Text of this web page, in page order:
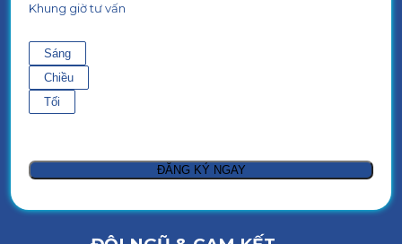
Khung giờ tư vấn
Sáng
Chiều
Tối